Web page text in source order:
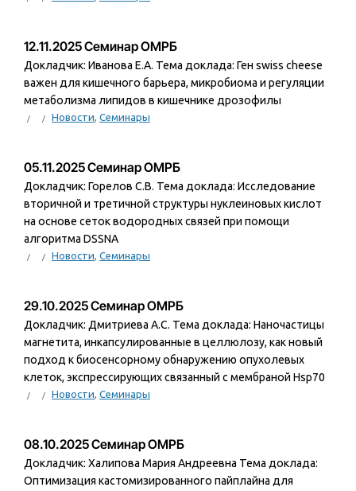
12.11.2025 Семинар ОМРБ
Докладчик: Иванова Е.А. Тема доклада: Ген swiss cheese
важен для кишечного барьера, микробиома и регуляции
метаболизма липидов в кишечнике дрозофилы
Новости, Семинары
05.11.2025 Семинар ОМРБ
Докладчик: Горелов С.В. Тема доклада: Исследование
вторичной и третичной структуры нуклеиновых кислот
на основе сеток водородных связей при помощи
алгоритма DSSNA
Новости, Семинары
29.10.2025 Семинар ОМРБ
Докладчик: Дмитриева А.С. Тема доклада: Наночастицы
магнетита, инкапсулированные в целлюлозу, как новый
подход к биосенсорному обнаружению опухолевых
клеток, экспрессирующих связанный с мембраной Hsp70
Новости, Семинары
08.10.2025 Семинар ОМРБ
Докладчик: Халипова Мария Андреевна Тема доклада:
Оптимизация кастомизированного пайплайна для